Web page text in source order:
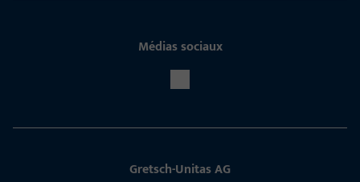
Médias sociaux
Gretsch-Unitas AG